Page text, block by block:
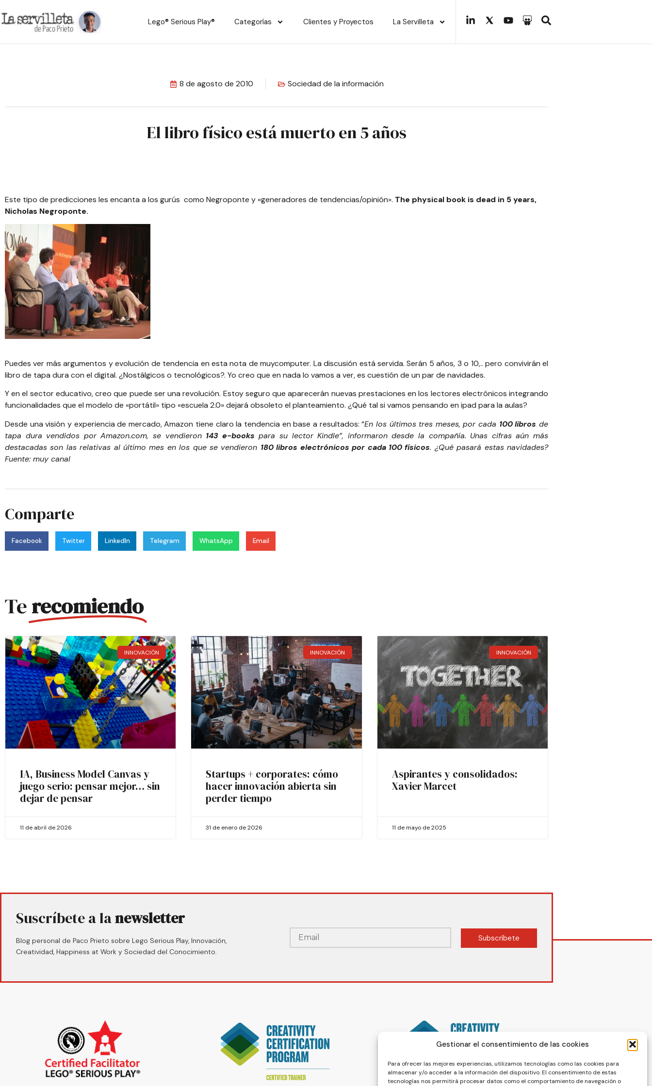
Gestionar el consentimiento de las cookies
Para ofrecer las mejores experiencias, utilizamos tecnologías como las cookies para
almacenar y/o acceder a la información del dispositivo. El consentimiento de estas
tecnologías nos permitirá procesar datos como el comportamiento de navegación o
Lego® Serious Play® Categorías Clientes y Proyectos La Servilleta
8 de agosto de 2010 Sociedad de la información
El libro físico está muerto en 5 años
Este tipo de predicciones les encanta a los gurús como Negroponte y «generadores de tendencias/opinión». The physical book is dead in 5 years,
Nicholas Negroponte.
Puedes ver más argumentos y evolución de tendencia en estanota de muycomputer. La discusión está servida. Serán 5 años, 3 o 10,.. pero convivirán el
libro de tapa dura con el digital. ¿Nostálgicos o tecnológicos?. Yo creo que en nada lo vamos a ver, es cuestión de un par de navidades.
Y en el sector educativo, creo que puede ser una revolución. Estoy seguro que aparecerán nuevas prestaciones en los lectores electrónicos integrando
funcionalidades que el modelo de «portátil» tipo «escuela 2.0» dejará obsoleto el planteamiento. ¿Qué tal si vamos pensando en ipad para la aulas?
Desde una visión y experiencia de mercado, Amazon tiene claro la tendencia en base a resultados: “En los últimos tres meses, por cada 100 libros de
tapa dura vendidos por Amazon.com, se vendieron 143 e-books para su lector Kindle”, informaron desde la compañía. Unas cifras aún más
destacadas son las relativas al último mes en los que se vendieron 180 libros electrónicos por cada 100 físicos. ¿Qué pasará estas navidades?
Fuente: muy canal
Comparte
Facebook Twitter LinkedIn Telegram WhatsApp Email
Terecomiendo
INNOVACIÓN
IA, Business Model Canvas y
juego serio: pensar mejor… sin
dejar de pensar
11 de abril de 2026
INNOVACIÓN
Startups + corporates: cómo
hacer innovación abierta sin
perder tiempo
31 de enero de 2026
INNOVACIÓN
Aspirantes y consolidados:
Xavier Marcet
11 de mayo de 2025
Suscríbete a lanewsletter
Blog personal de Paco Prieto sobre Lego Serious Play, Innovación,
Creatividad, Happiness at Work y Sociedad del Conocimiento.
Subscríbete